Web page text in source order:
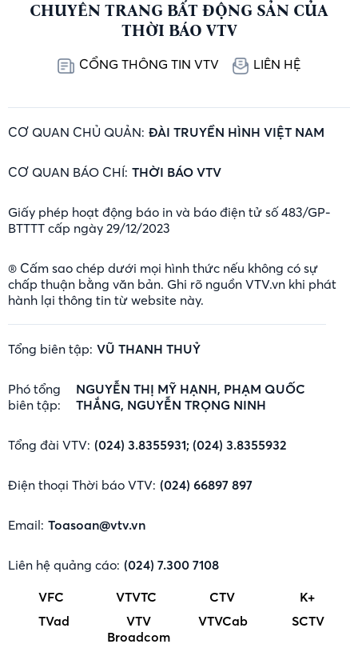
CHUYÊN TRANG BẤT ĐỘNG SẢN CỦA
THỜI BÁO VTV
CỔNG THÔNG TIN VTV LIÊN HỆ
CƠ QUAN CHỦ QUẢN: ĐÀI TRUYỀN HÌNH VIỆT NAM
CƠ QUAN BÁO CHÍ: THỜI BÁO VTV
Giấy phép hoạt động báo in và báo điện tử số 483/GP-
BTTTT cấp ngày 29/12/2023
® Cấm sao chép dưới mọi hình thức nếu không có sự
chấp thuận bằng văn bản. Ghi rõ nguồn VTV.vn khi phát
hành lại thông tin từ website này.
Tổng biên tập: VŨ THANH THUỶ
Phó tổng
biên tập:
NGUYỄN THỊ MỸ HẠNH, PHẠM QUỐC
THẮNG, NGUYỄN TRỌNG NINH
Tổng đài VTV: (024) 3.8355931; (024) 3.8355932
Điện thoại Thời báo VTV: (024) 66897 897
Email: Toasoan@vtv.vn
Liên hệ quảng cáo: (024) 7.300 7108
VFC
VTVTC CTV
K+
TVad
VTV
Broadcom
VTVCab SCTV